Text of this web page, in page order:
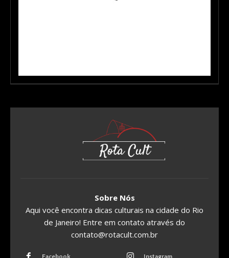
Sobre Nós
Aqui você encontra dicas culturais na cidade do Rio
de Janeiro! Entre em contato através do
contato@rotacult.com.br
Facebook Instagram